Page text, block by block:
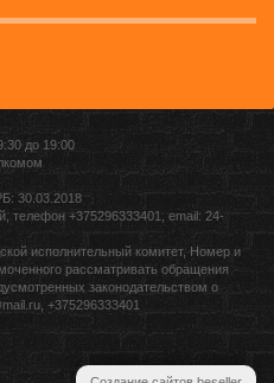
до 19:00
30.03.2018
телефон +375296333401, email: 24-
исполнительный комитет, Номер и
рассматривать обращения
законодательством о
+375296333401